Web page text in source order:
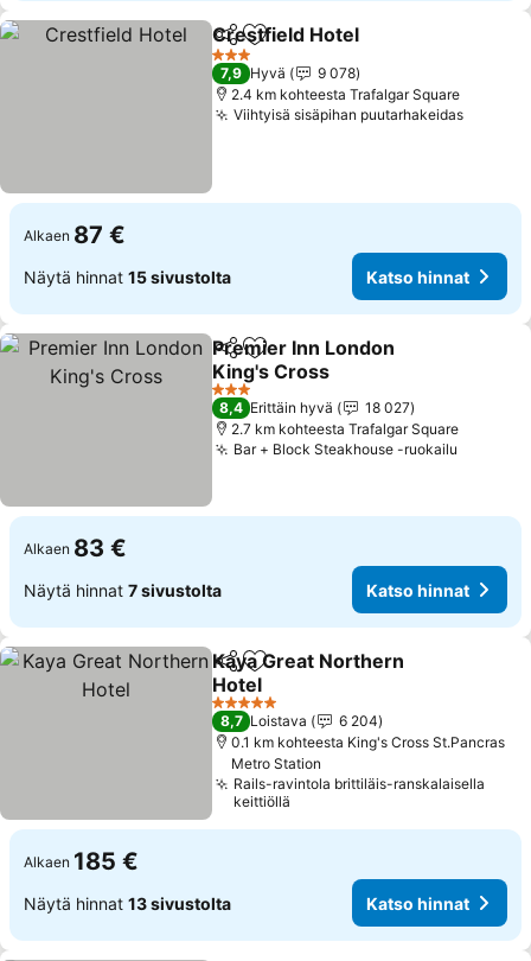
Jaa Lisää suosikkeihin
Crestfield Hotel
3 Tähtiluokitus
7,9 Hyvä
9 078
2.4 km kohteesta Trafalgar Square
Viihtyisä sisäpihan puutarhakeidas
Alkaen 87 €
Näytä hinnat 15 sivustolta Katso hinnat
Jaa Lisää suosikkeihin
Premier Inn London
King's Cross
3 Tähtiluokitus
8,4 Erittäin hyvä
18 027
2.7 km kohteesta Trafalgar Square
Bar + Block Steakhouse -ruokailu
Alkaen 83 €
Näytä hinnat 7 sivustolta Katso hinnat
Jaa Lisää suosikkeihin
Kaya Great Northern
Hotel
5 Tähtiluokitus
8,7 Loistava
6 204
0.1 km kohteesta King's Cross St.Pancras
Metro Station
Rails-ravintola brittiläis-ranskalaisella
keittiöllä
Alkaen 185 €
Näytä hinnat 13 sivustolta Katso hinnat